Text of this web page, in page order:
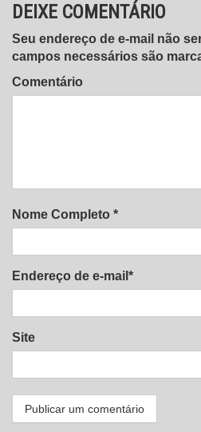
DEIXE COMENTÁRIO
Seu endereço de e-mail não
campos necessários são
Comentário
Nome Completo *
Endereço de e-mail*
Site